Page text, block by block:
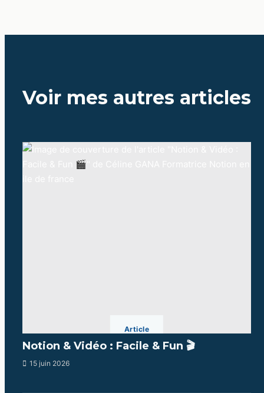
Voir mes autres articles
Article
Notion & Vidéo : Facile & Fun 🎬
15 juin 2026